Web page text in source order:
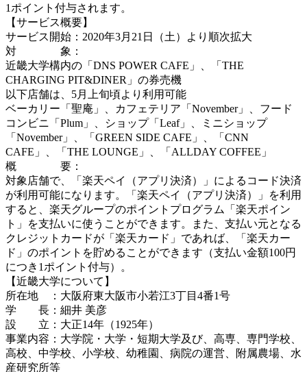
1ポイント付与されます。
【サービス概要】
サービス開始：2020年3月21日（土）より順次拡大
対 象：
近畿大学構内の「DNS POWER CAFE」、「THE
CHARGING PIT&DINER」の券売機
以下店舗は、5月上旬頃より利用可能
ベーカリー「聖庵」、カフェテリア「November」、フード
コンビニ「Plum」、ショップ「Leaf」、ミニショップ
「November」、「GREEN SIDE CAFE」、「CNN
CAFE」、「THE LOUNGE」、「ALLDAY COFFEE」
概 要：
対象店舗で、「楽天ペイ（アプリ決済）」によるコード決済
が利用可能になります。「楽天ペイ（アプリ決済）」を利用
すると、楽天グループのポイントプログラム「楽天ポイン
ト」を支払いに使うことができます。また、支払い元となる
クレジットカードが「楽天カード」であれば、「楽天カー
ド」のポイントを貯めることができます（支払い金額100円
につき1ポイント付与）。
【近畿大学について】
所在地 ：大阪府東大阪市小若江3丁目4番1号
学 長：細井 美彦
設 立：大正14年（1925年）
事業内容：大学院・大学・短期大学及び、高専、専門学校、
高校、中学校、小学校、幼稚園、病院の運営、附属農場、水
産研究所等